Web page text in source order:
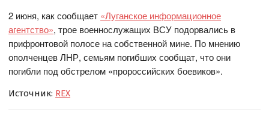
2 июня, как сообщает «Луганское информационное
агентство», трое военнослужащих ВСУ подорвались в
прифронтовой полосе на собственной мине. По мнению
ополченцев ЛНР, семьям погибших сообщат, что они
погибли под обстрелом «пророссийских боевиков».
Источник: REX